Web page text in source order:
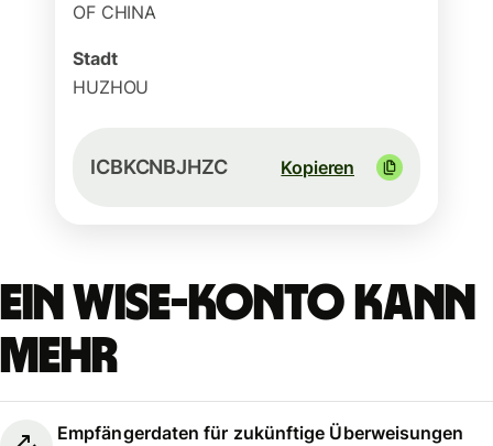
OF CHINA
Stadt
HUZHOU
ICBKCNBJHZC Kopieren
Ein Wise-Konto kann
mehr
Empfängerdaten für zukünftige Überweisungen